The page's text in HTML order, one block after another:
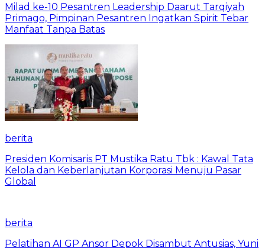
Milad ke-10 Pesantren Leadership Daarut Tarqiyah
Primago, Pimpinan Pesantren Ingatkan Spirit Tebar
Manfaat Tanpa Batas
berita
Presiden Komisaris PT Mustika Ratu Tbk : Kawal Tata
Kelola dan Keberlanjutan Korporasi Menuju Pasar
Global
berita
Pelatihan AI GP Ansor Depok Disambut Antusias, Yuni